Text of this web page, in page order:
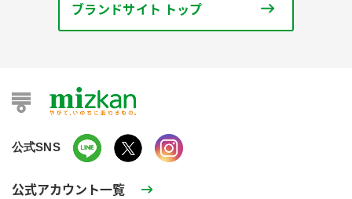
ブランドサイト トップ
公式SNS
公式アカウント一覧